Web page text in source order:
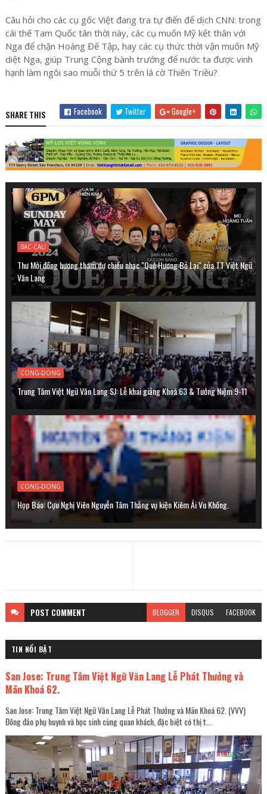
Câu hỏi cho các cụ gốc Việt đang tra tự điển để dịch CNN: trong
cái thế Tam Quốc tân thời này, các cụ muốn Mỹ kết thân với
Nga để chặn Hoàng Đế Tập, hay các cụ thức thời vận muốn Mỹ
diệt Nga, giúp Trung Cộng bành trướng để nước ta được vinh
hạnh làm ngôi sao muỗi thứ 5 trên lá cờ Thiên Triều?
SHARE THIS Facebook Twitter Google+
BAC-CALI
Thư Mời đồng hương tham dự chiều nhạc "Quê Hương Bỏ Lại" của TT Việt Ngữ
Văn Lang
CONG-DONG
Trung Tâm Việt Ngữ Văn Lang SJ: Lễ khai giảng Khoá 63 & Tưởng Niệm 9-11
CONG-DONG
Họp Báo: Cựu Nghị Viên Nguyễn Tâm Thắng vụ kiện Kiêm Ái Vu Khống.
POST COMMENT BLOGGER DISQUS FACEBOOK
TIN NỔI BẬT
San Jose: Trung Tâm Việt Ngữ Văn Lang Lễ Phát Thưởng và
Mãn Khoá 62.
San Jose: Trung Tâm Việt Ngữ Văn Lang Lễ Phát Thưởng và Mãn Khoá 62. (VVV)
Đông đảo phụ huynh và học sinh cùng quan khách, đặc biệt có thị t...